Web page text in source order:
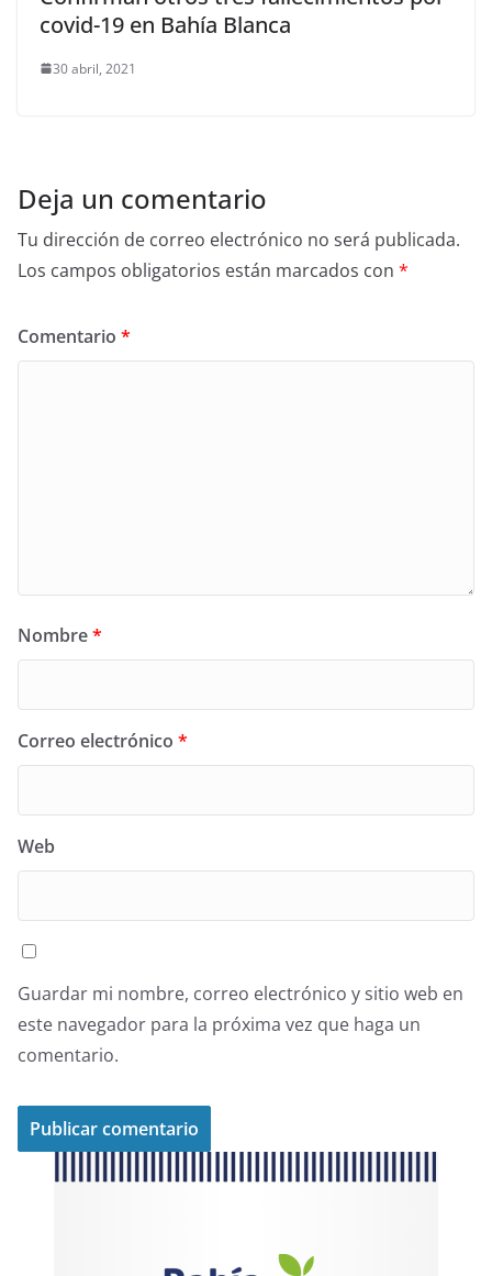
covid-19 en Bahía Blanca
30 abril, 2021
Deja un comentario
Tu dirección de correo electrónico no será publicada.
Los campos obligatorios están marcados con *
Comentario *
Nombre*
Correo electrónico *
Web
Guardar mi nombre, correo electrónico y sitio web en
este navegador para la próxima vez que haga un
comentario.